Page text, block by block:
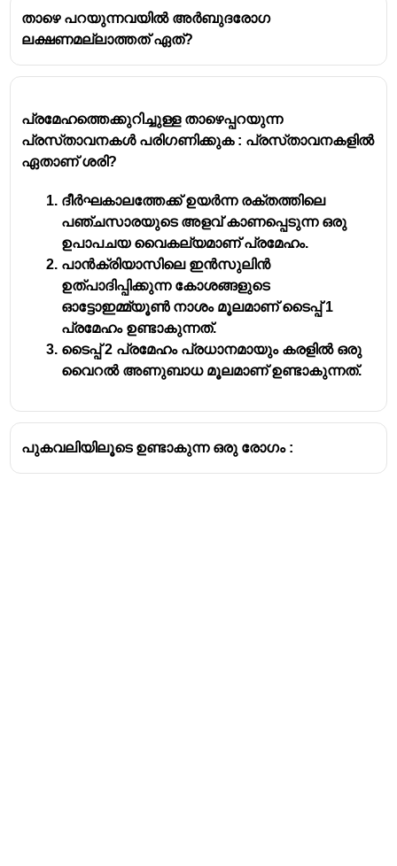
വ്യാസം കുറയ്ക്കുന്നതിലൂടെ രക്തയോട്ടം
തടസ്സപ്പെടുത്തുകയും ഹൃദയത്തിന് രക്തം പമ്പ്
ചെയ്യാൻ കൂടുതൽ ശക്തി ഉപയോഗിക്കേണ്ടി
വരികയും ചെയ്യും. ഇത് രക്തസമ്മർദ്ദം
ഹൃദയാഘാതം, പക്ഷാഘാതം തുടങ്ങിയ
ഗുരുതരമായ ആരോഗ്യപ്രശ്നങ്ങളിലേക്ക്
നയിച്ചേക്കാം.
താഴെ പറയുന്നവയിൽ അർബുദരോഗ
ലക്ഷണമല്ലാത്തത് ഏത്?
പ്രമേഹത്തെക്കുറിച്ചുള്ള താഴെപ്പറയുന്ന
പ്രസ്‌താവനകൾ പരിഗണിക്കുക : പ്രസ്‌താവനകളിൽ
ഏതാണ് ശരി?
ദീർഘകാലത്തേക്ക് ഉയർന്ന രക്തത്തിലെ
പഞ്ചസാരയുടെ അളവ് കാണപ്പെടുന്ന ഒരു
ഉപാപചയ വൈകല്യമാണ് പ്രമേഹം.
പാൻക്രിയാസിലെ ഇൻസുലിൻ
ഉത്പാദിപ്പിക്കുന്ന കോശങ്ങളുടെ
ഓട്ടോഇമ്മ്യൂൺ നാശം മൂലമാണ് ടൈപ്പ് 1
പ്രമേഹം ഉണ്ടാകുന്നത്.
ടൈപ്പ് 2 പ്രമേഹം പ്രധാനമായും കരളിൽ ഒരു
വൈറൽ അണുബാധ മൂലമാണ് ഉണ്ടാകുന്നത്.
പുകവലിയിലൂടെ ഉണ്ടാകുന്ന ഒരു രോഗം :